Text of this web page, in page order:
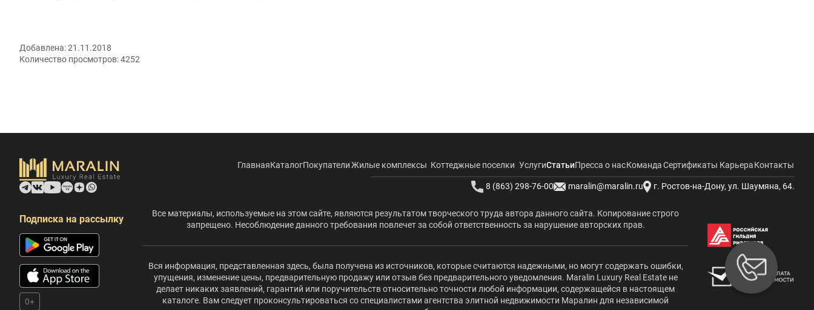
Добавлена:21.11.2018
Количество просмотров:4252
ГлавнаяКаталогПокупателиЖилые комплексы Коттеджные поселки УслугиСтатьиПресса о насКомандаСертификаты КарьераКонтакты
8 (863) 298-76-00 maralin@maralin.ru г. Ростов-на-Дону, ул. Шаумяна, 64.
Подписка на рассылку
0+
Все материалы, используемые на этом сайте, являются результатом творческого труда автора данного сайта. Копирование строго
запрещено. Несоблюдение данного требования повлечет за собой ответственность за нарушение авторских прав.
Вся информация, представленная здесь, была получена из источников, которые считаются надежными, но могут содержать ошибки,
упущения, изменение цены, предварительную продажу или отзыв без предварительного уведомления. Maralin Luxury Real Estate не
делает никаких заявлений, гарантий или поручительств относительно точности любой информации, содержащейся в настоящем
каталоге. Вам следует проконсультироваться со специалистами агентства элитной недвижимости Маралин для независимой